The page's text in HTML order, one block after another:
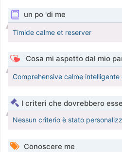
un po 'di me
Timide calme et reserver
Cosa mi aspetto dal mio
Comprehensive calme
I criteri che dovrebbero
Nessun criterio è stato
Conoscere me